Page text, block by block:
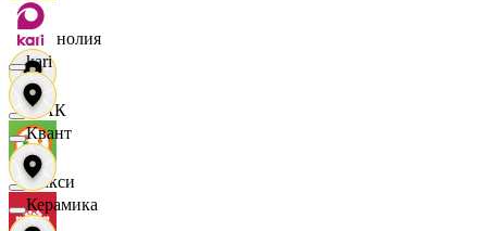
Магнолия
МАК
Макси
kari
Квант
Керамика